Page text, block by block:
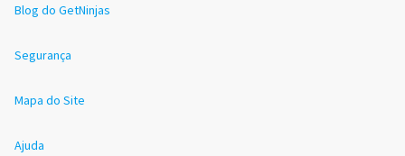
Blog do GetNinjas
Segurança
Mapa do Site
Ajuda